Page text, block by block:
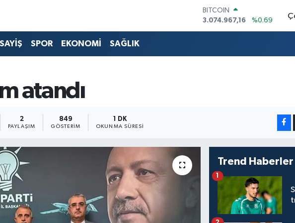
DOLAR
47,5986
%0.06
EURO
SPOR EKONOMİ SAĞLIK
atandı
2
PAYLAŞIM
849
GÖSTERIM
1 DK
OKUNMA SÜRESI
Trend Haberler
1